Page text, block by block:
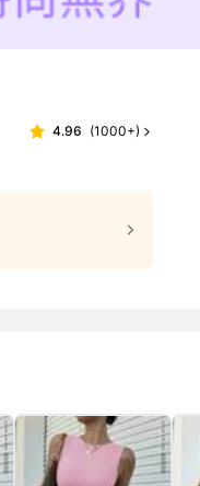
4.96 (1000+)